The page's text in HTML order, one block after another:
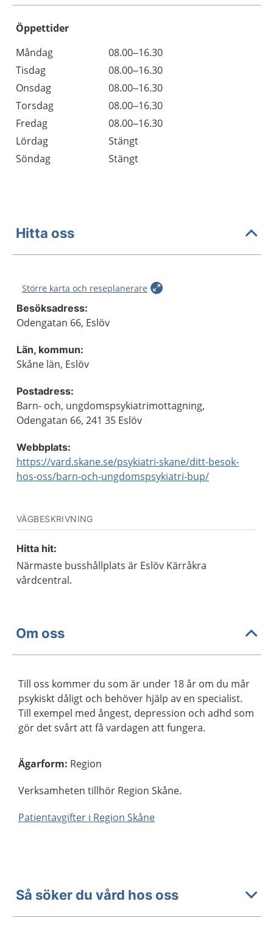
Öppettider
Dag
Öppettider
Kommentarer
Måndag
08.00–16.30
Tisdag
08.00–16.30
Onsdag
08.00–16.30
Torsdag
08.00–16.30
Fredag
08.00–16.30
Lördag
Stängt
Söndag
Stängt
Hitta oss
Större karta och reseplanerare
Besöksadress:
Odengatan 66, Eslöv
Län, kommun:
Skåne län, Eslöv
Postadress:
Barn- och, ungdomspsykiatrimottagning,
Odengatan 66, 241 35 Eslöv
Webbplats:
https://vard.skane.se/psykiatri-skane/ditt-besok-
hos-oss/barn-och-ungdomspsykiatri-bup/
VÄGBESKRIVNING
Hitta hit:
Närmaste busshållplats är Eslöv Kärråkra
vårdcentral.
Om oss
Till oss kommer du som är under 18 år om du mår
psykiskt dåligt och behöver hjälp av en specialist.
Till exempel med ångest, depression och adhd som
gör det svårt att få vardagen att fungera.
Ägarform: Region
Verksamheten tillhör Region Skåne.
Patientavgifter i Region Skåne
Så söker du vård hos oss